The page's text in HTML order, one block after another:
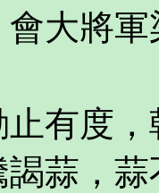
大將
有度
蒜，